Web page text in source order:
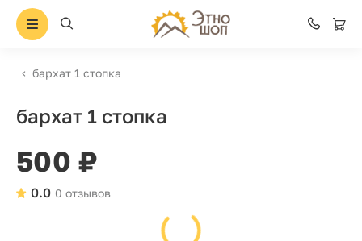
бархат 1 стопка
бархат 1 стопка
500 ₽
0 отзывов
0.0